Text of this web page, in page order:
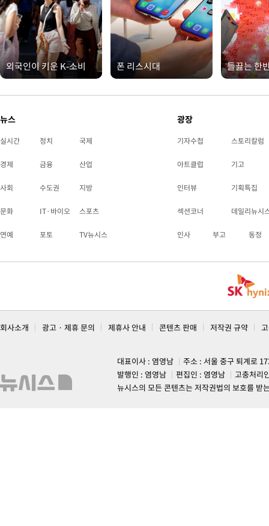
외국인이 키운 K-소비 폰 리스시대 들끓는 한
뉴스
실시간 정치 국제
경제 금융 산업
사회 수도권 지방
문화 IT·바이오 스포츠
연예 포토 TV뉴시스
광장
기자수첩 스토리칼럼
아트클럽 기고
인터뷰 기획특집
섹션코너 데일리뉴시
인사 부고 동정
회사소개 광고 · 제휴 문의 제휴사 안내 콘텐츠 판매 저작권 규약
대표이사 : 염영남
주소 : 서울 중구 퇴계로
발행인 : 염영남
편집인 : 염영남
고충처리
뉴시스의 모든 콘텐츠는 저작권법의 보호를